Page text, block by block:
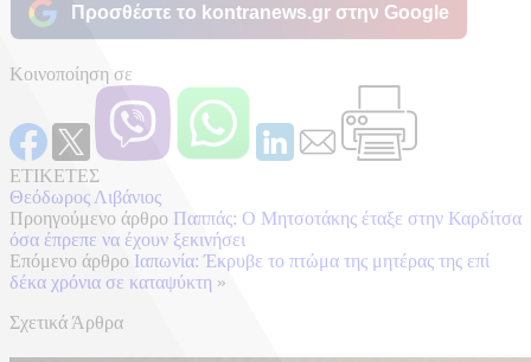
Προσθέστε το kontranews.gr στην Google
Κοινοποίηση σε
ΕΤΙΚΕΤΕΣ
Θεόδωρος Λιβάνιος
Προηγούμενο άρθρο Παππάς: Ο Μητσοτάκης έταξε στην Καρδίτσα
όσα έπρεπε να έχουν ξεκινήσει
Επόμενο άρθρο Ιαπωνία: Έκρυβε το πτώμα της μητέρας της επί
δέκα χρόνια σε καταψύκτη »
Σχετικά Άρθρα